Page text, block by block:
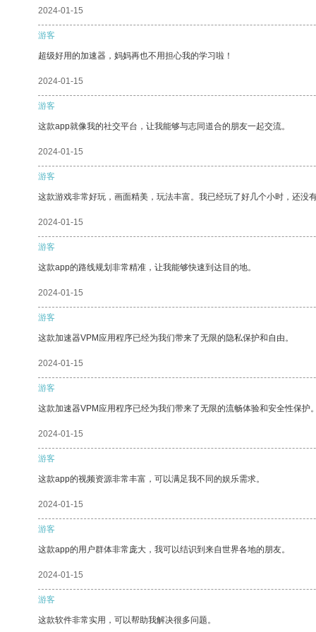
2024-01-15
游客
超级好用的加速器，妈妈再也不用担心我的学习啦！
2024-01-15
游客
这款app就像我的社交平台，让我能够与志同道合的朋友一起交流。
2024-01-15
游客
这款游戏非常好玩，画面精美，玩法丰富。我已经玩了好几个小时，还没
2024-01-15
游客
这款app的路线规划非常精准，让我能够快速到达目的地。
2024-01-15
游客
这款加速器VPM应用程序已经为我们带来了无限的隐私保护和自由。
2024-01-15
游客
这款加速器VPM应用程序已经为我们带来了无限的流畅体验和安全性保护
2024-01-15
游客
这款app的视频资源非常丰富，可以满足我不同的娱乐需求。
2024-01-15
游客
这款app的用户群体非常庞大，我可以结识到来自世界各地的朋友。
2024-01-15
游客
这款软件非常实用，可以帮助我解决很多问题。